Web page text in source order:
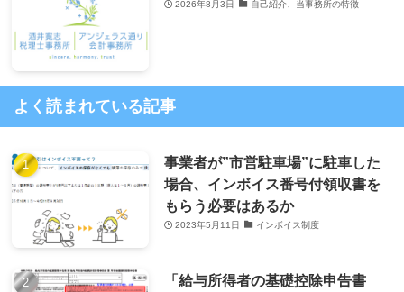
2026年8月3日 自己紹介、当事務所の特徴
よく読まれている記事
事業者が”市営駐車場”に駐車した
場合、インボイス番号付領収書を
もらう必要はあるか
2023年5月11日 インボイス制度
「給与所得者の基礎控除申告書